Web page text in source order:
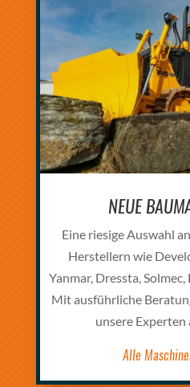
NEUE
Eine riesige Auswahl
Herstellern wie
Yanmar, Dressta,
Mit ausführliche
unsere Experten
Alle